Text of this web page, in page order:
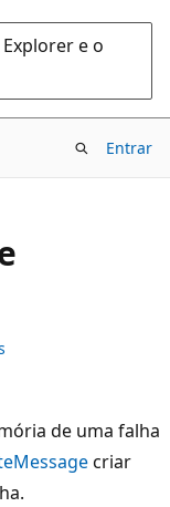
e o
Entrar
de uma falha
criar